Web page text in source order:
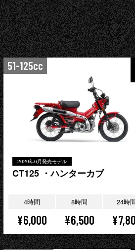
51-125cc
2020年6月発売モデル
CT125 ・ハンターカブ
4時間
¥6,000
8時間
¥6,500
24時